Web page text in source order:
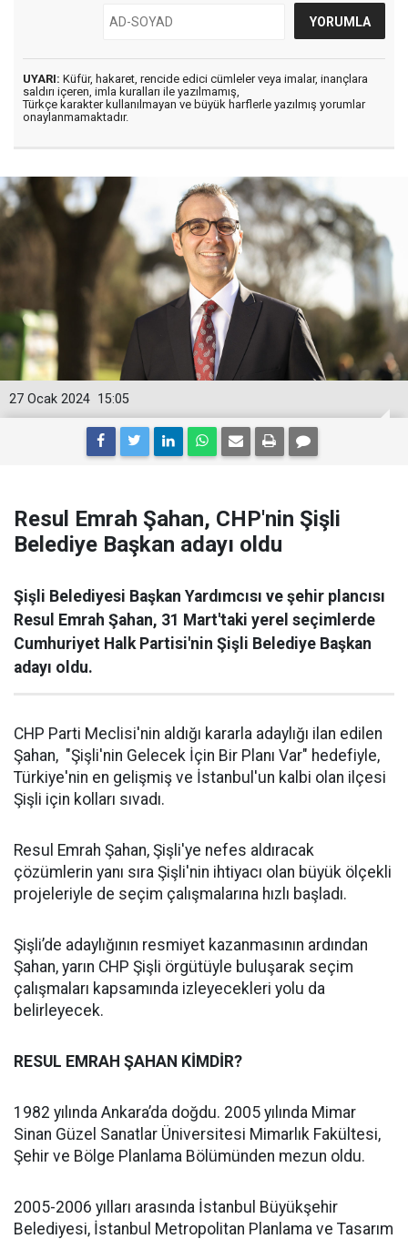
UYARI: Küfür, hakaret, rencide edici cümleler veya imalar, inançlara
saldırı içeren, imla kuralları ile yazılmamış,
Türkçe karakter kullanılmayan ve büyük harflerle yazılmış yorumlar
onaylanmamaktadır.
15:05
27 Ocak 2024
Resul Emrah Şahan, CHP'nin Şişli
Belediye Başkan adayı oldu
Şişli Belediyesi Başkan Yardımcısı ve şehir plancısı
Resul Emrah Şahan, 31 Mart'taki yerel seçimlerde
Cumhuriyet Halk Partisi'nin Şişli Belediye Başkan
adayı oldu.
CHP Parti Meclisi'nin aldığı kararla adaylığı ilan edilen
Şahan, "Şişli'nin Gelecek İçin Bir Planı Var" hedefiyle,
Türkiye'nin en gelişmiş ve İstanbul'un kalbi olan ilçesi
Şişli için kolları sıvadı.
Resul Emrah Şahan, Şişli'ye nefes aldıracak
çözümlerin yanı sıra Şişli'nin ihtiyacı olan büyük ölçekli
projeleriyle de seçim çalışmalarına hızlı başladı.
Şişli’de adaylığının resmiyet kazanmasının ardından
Şahan, yarın CHP Şişli örgütüyle buluşarak seçim
çalışmaları kapsamında izleyecekleri yolu da
belirleyecek.
RESUL EMRAH ŞAHAN KİMDİR?
1982 yılında Ankara’da doğdu. 2005 yılında Mimar
Sinan Güzel Sanatlar Üniversitesi Mimarlık Fakültesi,
Şehir ve Bölge Planlama Bölümünden mezun oldu.
2005-2006 yılları arasında İstanbul Büyükşehir
Belediyesi, İstanbul Metropolitan Planlama ve Tasarım